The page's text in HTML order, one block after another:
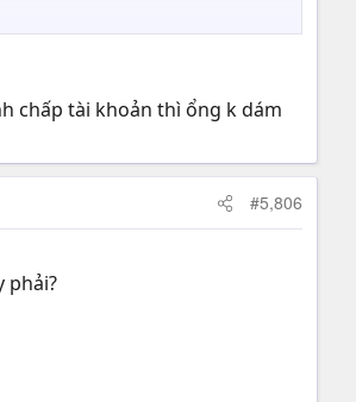
US$.
có xài Internet Banking). 40$
nếu xui xẻo, có tranh chấp tài
chấp tài khoản thì ổng k dám
#5,806
phải?